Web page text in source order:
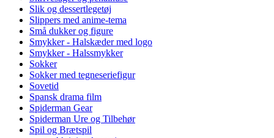
Slik og dessertlegetøj
Slippers med anime-tema
Små dukker og figure
Smykker - Halskæder med logo
Smykker - Halssmykker
Sokker
Sokker med tegneseriefigur
Sovetid
Spansk drama film
Spiderman Gear
Spiderman Ure og Tilbehør
Spil og Brætspil